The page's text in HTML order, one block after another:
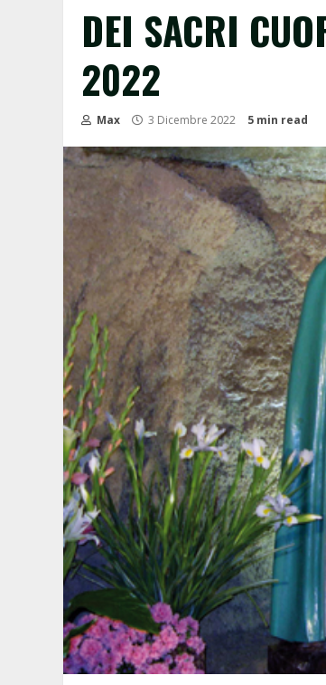
DEI SACRI
2022
Max 3 Dicembre 2022 5 min read